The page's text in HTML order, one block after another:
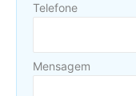
Telefone
Mensagem